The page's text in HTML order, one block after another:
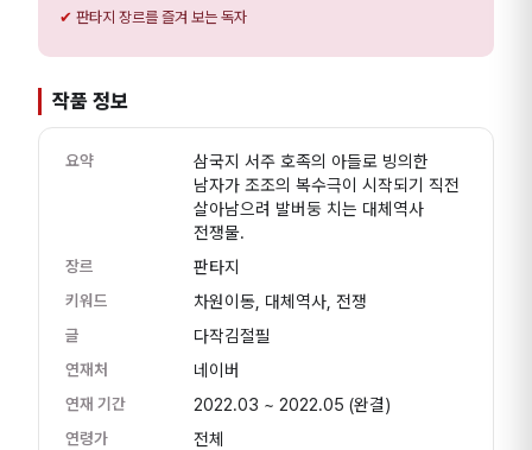
판타지 장르를 즐겨 보는 독자
작품 정보
요약
삼국지 서주 호족의 아들로 빙의한
남자가 조조의 복수극이 시작되기 직전
살아남으려 발버둥 치는 대체역사
전쟁물.
장르 판타지
키워드 차원이동, 대체역사, 전쟁
글 다작김절필
연재처 네이버
연재 기간 2022.03 ~ 2022.05 (완결)
연령가 전체